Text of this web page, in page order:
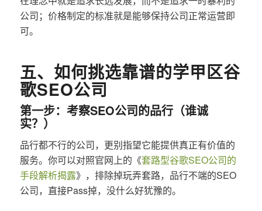
公司；价格制定的标准就是能够保持公司正常运营即
可。
五、如何挑选靠谱的学甲区谷
歌SEO公司
第一步：考察SEO公司的品行（谁诚
实？）
品行都不行的公司，更别指望它能提供真正有价值的
服务。你可以对照官网上的《套路型谷歌SEO公司的
手段解析揭露》，排除掉玩弄套路，品行不端的SEO
公司，直接Pass掉，没什么好犹豫的。